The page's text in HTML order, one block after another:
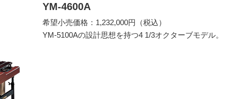
YM-4600A
希望小売価格：1,232,000円（税込）
YM-5100Aの設計思想を持つ4 1/3オクターブモデル。